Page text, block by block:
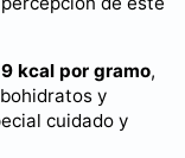
kcal por gramo,
y
cuidado y